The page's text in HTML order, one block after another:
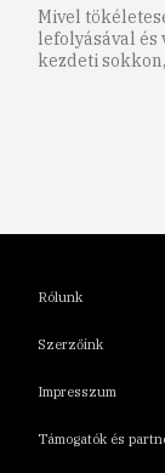
Mivel
lefolyásával
kezdeti
Rólunk
Szerzőink
Impresszum
Támogatók és